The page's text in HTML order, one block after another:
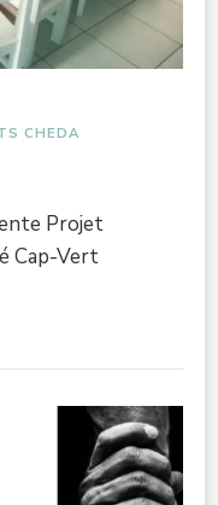
CHEDA
Projet
Cap-Vert